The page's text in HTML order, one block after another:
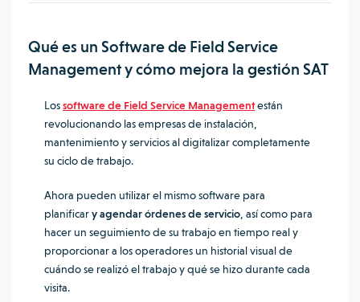
Qué es un Software de Field Service
Management y cómo mejora la gestión SAT
Lossoftware de Field Service Managementestán
revolucionando las empresas de instalación,
mantenimiento y servicios al digitalizar completamente
su ciclo de trabajo.
Ahora pueden utilizar el mismo software para
planificary agendar órdenes de servicio , así como para
hacer un seguimiento de su trabajo en tiempo real y
proporcionar a los operadores un historial visual de
cuándo se realizó el trabajo y qué se hizo durante cada
visita.